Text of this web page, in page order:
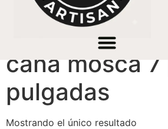
/ Productos etiquetados “caña
caña mosca 7
pulgadas
Mostrando el único resultado